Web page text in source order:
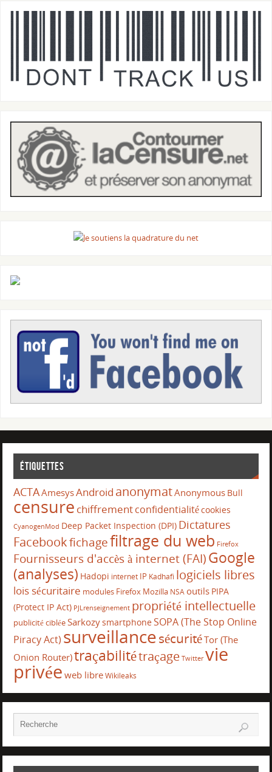
Étiquettes
ACTAAmesysAndroid anonymatAnonymous Bull
censure chiffrementconfidentialitécookies
CyanogenMod Deep Packet Inspection (DPI) Dictatures
Facebookfichagefiltrage du web Firefox
Fournisseurs d'accès à internet (FAI)Google
(analyses) Hadopi internet IP Kadhafi logiciels libres
lois sécuritaire modules Firefox Mozilla NSA outils PIPA
(Protect IP Act) PJLrenseignement propriété intellectuelle
publicité cibléeSarkozysmartphoneSOPA (The Stop Online
Piracy Act) surveillancesécuritéTor (The
Onion Router)traçabilitétraçage Twitter vie
privée web libreWikileaks